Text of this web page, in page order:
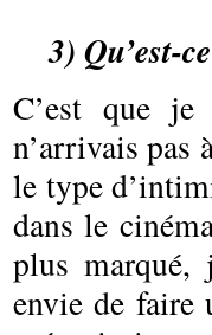
3) Qu’est-
C’est que
n’arrivais pas
le type
dans le
plus marqué,
envie de